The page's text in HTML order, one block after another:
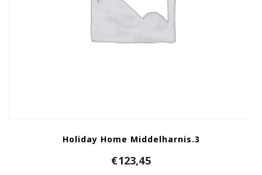
Holiday Home Middelharnis.3
€123,45